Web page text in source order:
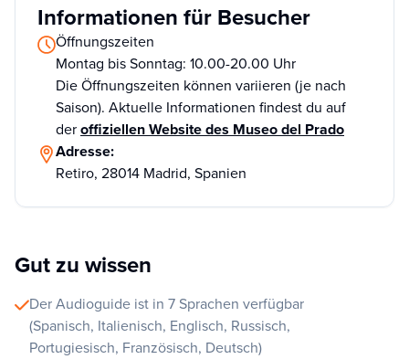
Informationen für Besucher
Öffnungszeiten
Montag bis Sonntag: 10.00-20.00 Uhr
Die Öffnungszeiten können variieren (je nach
Saison). Aktuelle Informationen findest du auf
deroffiziellen Website des Museo del Prado
Adresse:
Retiro, 28014 Madrid, Spanien
Gut zu wissen
Der Audioguide ist in 7 Sprachen verfügbar
(Spanisch, Italienisch, Englisch, Russisch,
Portugiesisch, Französisch, Deutsch)